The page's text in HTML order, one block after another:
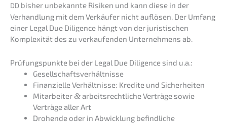
DD bisher unbekann­te Risiken und kann diese in der
Verhand­lung mit dem Verkäu­fer nicht auflö­sen. Der Umfang
einer Legal Due Diligence hängt von der juris­ti­schen
Komple­xi­tät des zu verkau­fen­den Unter­neh­mens ab.
Prüfungs­punk­te bei der Legal Due Diligence sind u.a.:
Gesell­schafts­ver­hält­nis­se
Finan­zi­el­le Verhält­nis­se: Kredi­te und Sicherheiten
Mitar­bei­ter&arbeits­recht­li­che Verträ­ge sowie
Verträ­ge aller Art
Drohen­de oder in Abwick­lung befind­li­che